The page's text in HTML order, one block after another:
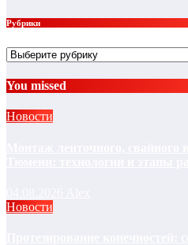
Рубрики
Рубрики
You missed
Новости
Новости